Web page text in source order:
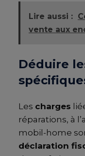
Lire aussi :
vente aux
Déduire
Les charges
réparations, à
mobil-home
déclaration